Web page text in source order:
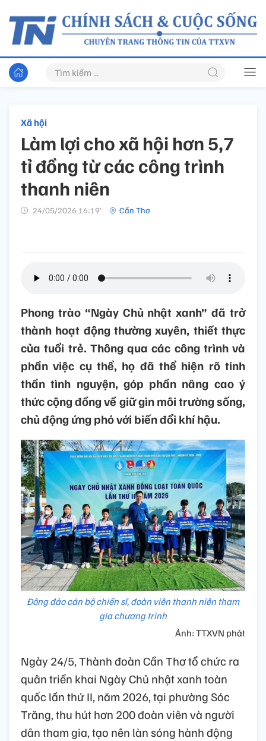
Xã hội
Làm lợi cho xã hội hơn 5,7
tỉ đồng từ các công trình
thanh niên
24/05/2026 16:19’ Cần Thơ
Phong trào “Ngày Chủ nhật xanh” đã trở
thành hoạt động thường xuyên, thiết thực
của tuổi trẻ. Thông qua các công trình và
phần việc cụ thể, họ đã thể hiện rõ tinh
thần tình nguyện, góp phần nâng cao ý
thức cộng đồng về giữ gìn môi trường sống,
chủ động ứng phó với biến đổi khí hậu.
Đông đảo cán bộ chiến sĩ, đoàn viên thanh niên tham
gia chương trình
Ảnh: TTXVN phát
Ngày 24/5, Thành đoàn Cần Thơ tổ chức ra
quân triển khai Ngày Chủ nhật xanh toàn
quốc lần thứ II, năm 2026, tại phường Sóc
Trăng, thu hút hơn 200 đoàn viên và người
dân tham gia, tạo nên làn sóng hành động